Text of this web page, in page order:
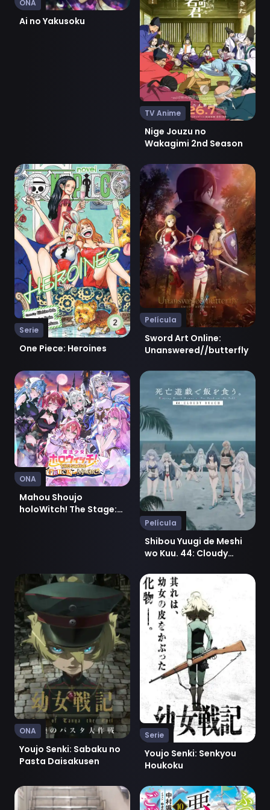
ONA
Ai no Yakusoku
TV Anime
Nige Jouzu no
Wakagimi 2nd Season
Serie
One Piece: Heroines
Ver One Piece: Heroines
Película
Sword Art Online:
Unanswered//butterfly
Ver Sword Art Online:
ONA
Mahou Shoujo
holoWitch! The Stage:
Ver Mahou Shoujo holoWitch! The Stage: Trick or
Película
Shibou Yuugi de Meshi
wo Kuu. 44: Cloudy
Ver Shibou Yuugi de Meshi
ONA
Youjo Senki: Sabaku no
Pasta Daisakusen
Ver Youjo Senki: Sabaku no Pasta Daisakusen
Serie
Youjo Senki: Senkyou
Houkoku
Ver Youjo Senki: Senkyou
Ver Boku no Kokoro no Yabai Yatsu Movie
Ver Futsutsuka na Akujo